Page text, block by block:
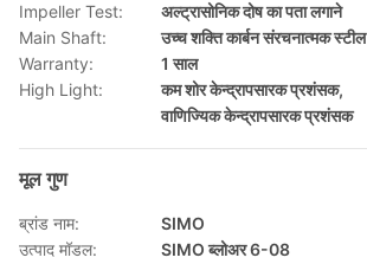
Impeller Test:
अल्ट्रासोनिक दोष का पता लगाने
Main Shaft:
उच्च शक्ति कार्बन संरचनात्मक स्टील
Warranty:
1 साल
High Light:
कम शोर केन्द्रापसारक प्रशंसक,
वाणिज्यिक केन्द्रापसारक प्रशंसक
मूल गुण
ब्रांड नाम:
SIMO
उत्पाद मॉडल:
SIMO ब्लोअर 6-08